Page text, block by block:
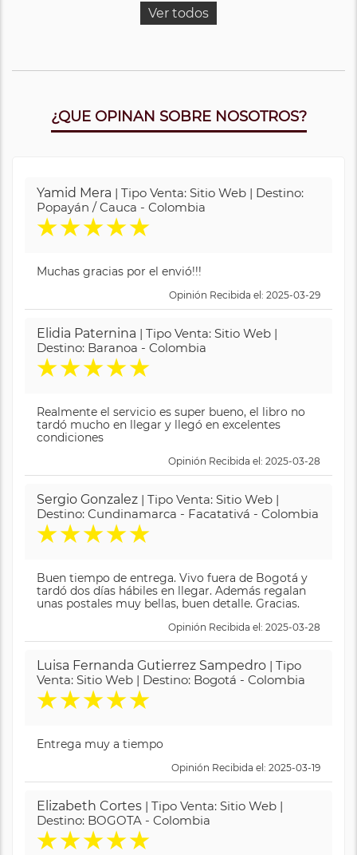
Ver todos
¿QUE OPINAN SOBRE NOSOTROS?
Yamid Mera | Tipo Venta: Sitio Web | Destino:
Popayán / Cauca - Colombia
★★★★★
Muchas gracias por el envió!!!
Opinión Recibida el: 2025-03-29
Elidia Paternina | Tipo Venta: Sitio Web |
Destino: Baranoa - Colombia
★★★★★
Realmente el servicio es super bueno, el libro no
tardó mucho en llegar y llegó en excelentes
condiciones
Opinión Recibida el: 2025-03-28
Sergio Gonzalez | Tipo Venta: Sitio Web |
Destino: Cundinamarca - Facatativá - Colombia
★★★★★
Buen tiempo de entrega. Vivo fuera de Bogotá y
tardó dos días hábiles en llegar. Además regalan
unas postales muy bellas, buen detalle. Gracias.
Opinión Recibida el: 2025-03-28
Luisa Fernanda Gutierrez Sampedro | Tipo
Venta: Sitio Web | Destino: Bogotá - Colombia
★★★★★
Entrega muy a tiempo
Opinión Recibida el: 2025-03-19
Elizabeth Cortes | Tipo Venta: Sitio Web |
Destino: BOGOTA - Colombia
★★★★★